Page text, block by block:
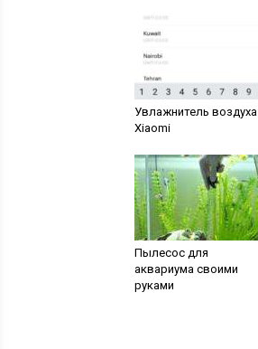
Увлажнитель воздуха
Xiaomi
Пылесос для
аквариума своими
руками